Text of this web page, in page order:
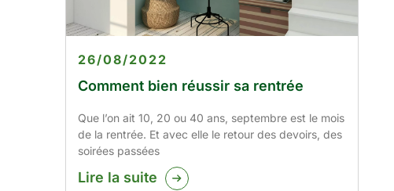
Comment bien réussir sa rentrée
26/08/2022
Que l’on ait 10, 20 ou 40 ans, septembre est le mois
de la rentrée. Et avec elle le retour des devoirs, des
soirées passées
Lire la suite